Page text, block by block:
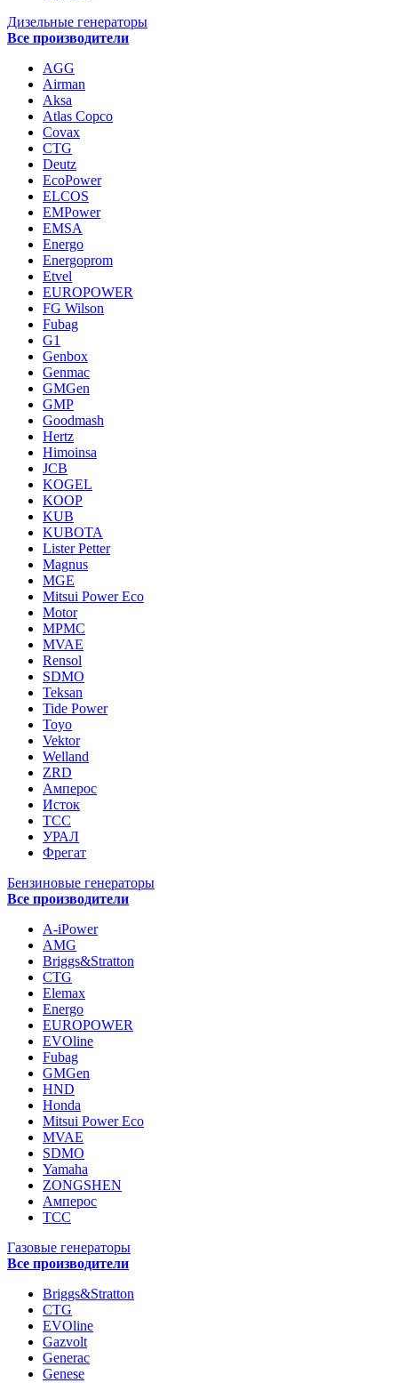
Дизельные генераторы
Все производители
AGG
Airman
Aksa
Atlas Copco
Covax
CTG
Deutz
EcoPower
ELCOS
EMPower
EMSA
Energo
Energoprom
Etvel
EUROPOWER
FG Wilson
Fubag
G1
Genbox
Genmac
GMGen
GMP
Goodmash
Hertz
Himoinsa
JCB
KOGEL
KOOP
KUB
KUBOTA
Lister Petter
Magnus
MGE
Mitsui Power Eco
Motor
MPMC
MVAE
Rensol
SDMO
Teksan
Tide Power
Toyo
Vektor
Welland
ZRD
Амперос
Исток
ТСС
УРАЛ
Фрегат
Бензиновые генераторы
Все производители
A-iPower
AMG
Briggs&Stratton
CTG
Elemax
Energo
EUROPOWER
EVOline
Fubag
GMGen
HND
Honda
Mitsui Power Eco
MVAE
SDMO
Yamaha
ZONGSHEN
Амперос
ТСС
Газовые генераторы
Все производители
Briggs&Stratton
CTG
EVOline
Gazvolt
Generac
Genese